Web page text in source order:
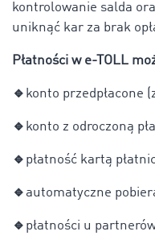
kontrolowanie salda
uniknąć kar za brak
Płatności w e-TOLL
🔹 konto przedpłacone
🔹 konto z odroczoną
🔹 płatność kartą
🔹 automatyczne
🔹 płatności u